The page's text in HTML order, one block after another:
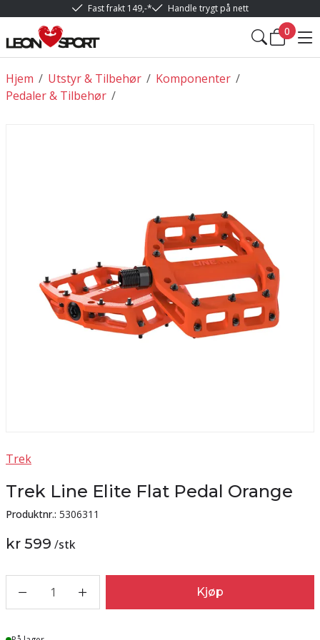
Fast frakt 149,-* Handle trygt på nett
0
/
Hjem /
Utstyr & Tilbehør /
Komponenter
/
Pedaler & Tilbehør
Trek
Trek Line Elite Flat Pedal Orange
Produktnr.: 5306311
kr 599 /stk
1 Kjøp